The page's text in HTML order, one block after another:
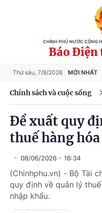
CHÍNH PHỦ NƯỚC CỘNG
Báo Điện
Thứ sáu, 7/8/2026 MỚI NHẤT
Chính sách và cuộc sống
Đề xuất quy
thuế hàng
08/06/2026 16:34
(Chinhphu.vn) - Bộ Tài
quy định về quản lý
nhập khẩu.